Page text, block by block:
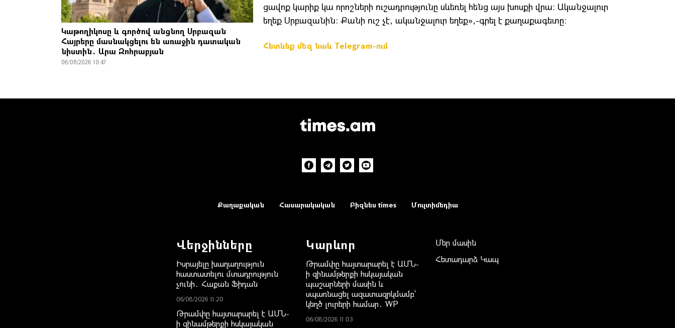
Կաթողիկոսը և գործով անցնող Սրբազան
Հայրերը մասնակցելու են առաջին դատական
նիստին․ Արա Զոհրաբյան
06/08/2026 10:47
ցավոք կարիք կա որոշների ուշադրությունը սևեռել հենց այս խոսքի վրա։ Ականջալուր
եղեք Սրբազանին։ Քանի ուշ չէ, ականջալուր եղեք»,-գրել է քաղաքագետը։
Հետևեք մեզ նաև Telegram-ում
Քաղաքական Հասարակական Բիզնես times Մուլտիմեդիա
Վերջինները
Իսրայելը խաղաղություն
հաստատելու մտադրություն
չունի․ Հաքան Ֆիդան
06/08/2026 11:20
Թրամփը հայտարարել է ԱՄՆ-
ի զինամթերքի հսկայական
Կարևոր
Թրամփը հայտարարել է ԱՄՆ-
ի զինամթերքի հսկայական
պաշարների մասին և
սպառնացել ազատազրկմամբ՝
կեղծ լուրերի համար․ WP
06/08/2026 11:03
Մեր մասին
Հետադարձ Կապ